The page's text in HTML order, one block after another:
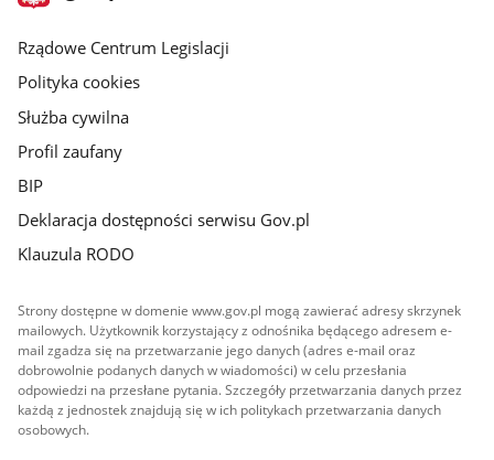
Rządowe Centrum Legislacji
Polityka cookies
Służba cywilna
Profil zaufany
BIP
Deklaracja dostępności serwisu Gov.pl
Klauzula RODO
Strony dostępne w domenie www.gov.pl mogą zawierać adresy skrzynek
mailowych. Użytkownik korzystający z odnośnika będącego adresem e-
mail zgadza się na przetwarzanie jego danych (adres e-mail oraz
dobrowolnie podanych danych w wiadomości) w celu przesłania
odpowiedzi na przesłane pytania. Szczegóły przetwarzania danych przez
każdą z jednostek znajdują się w ich politykach przetwarzania danych
osobowych.